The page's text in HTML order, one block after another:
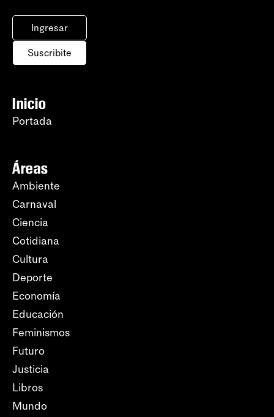
Ingresar
Suscribite
Inicio
Portada
Áreas
Ambiente
Carnaval
Ciencia
Cotidiana
Cultura
Deporte
Economía
Educación
Feminismos
Futuro
Justicia
Libros
Mundo